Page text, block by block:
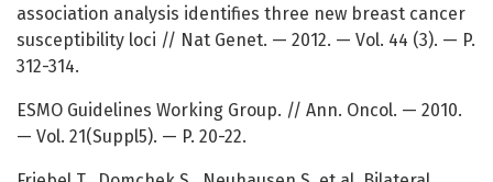
association analysis identifies three new breast cancer
susceptibility loci // Nat Genet. — 2012. — Vol. 44 (3). — P.
312-314.
ESMO Guidelines Working Group. // Ann. Oncol. — 2010.
— Vol. 21(Suppl5). — P. 20-22.